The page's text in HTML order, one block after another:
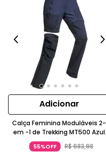
Adicionar
Calça Feminina Moduláveis 2-
em -1 de Trekking MT500 Azul
Forclaz
55%OFF R$683,98